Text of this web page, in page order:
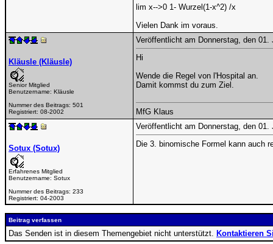
lim x-->0 1- Wurzel(1-x^2) /x
Vielen Dank im voraus.
Kläusle (Kläusle)
Senior Mitglied
Benutzername: Kläusle
Nummer des Beitrags: 501
Registriert: 08-2002
Veröffentlicht am Donnerstag, den
Hi
Wende die Regel von l'Hospital an.
Damit kommst du zum Ziel.
MfG Klaus
Sotux (Sotux)
Erfahrenes Mitglied
Benutzername: Sotux
Nummer des Beitrags: 233
Registriert: 04-2003
Veröffentlicht am Donnerstag, den
Die 3. binomische Formel kann auch
Beitrag verfassen
Das Senden ist in diesem Themengebiet nicht unterstützt. Kontaktieren